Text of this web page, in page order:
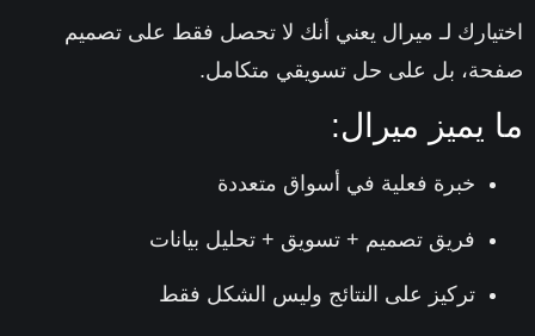
لـميراليعني أنك لا تحصل فقط على تصميم
بل علىحل تسويقي متكامل.
يميز ميرال:
خبرة فعلية في أسواق متعددة
فريق تصميم + تسويق + تحليل بيانات
تركيز على النتائج وليس الشكل فقط